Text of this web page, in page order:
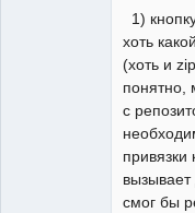
1)
хоть
(хоть и
понятно,
с
привязки
смог бы